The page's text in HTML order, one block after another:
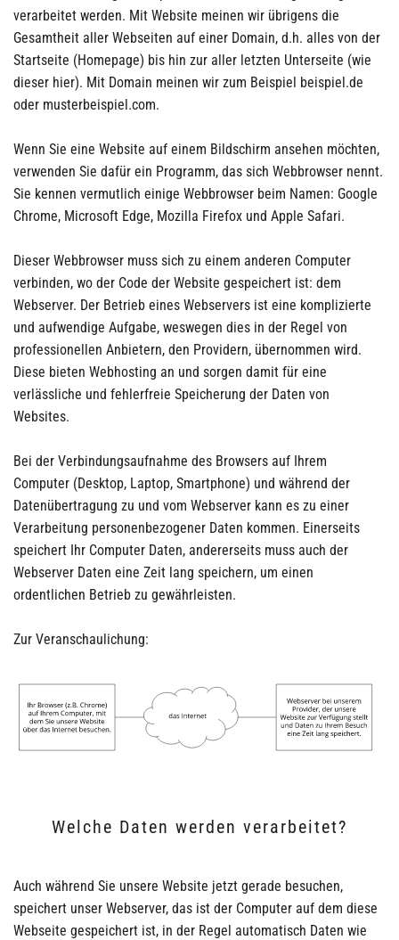
verarbeitet werden. Mit Website meinen wir übrigens die
Gesamtheit aller Webseiten auf einer Domain, d.h. alles von der
Startseite (Homepage) bis hin zur aller letzten Unterseite (wie
dieser hier). Mit Domain meinen wir zum Beispiel beispiel.de
oder musterbeispiel.com.
Wenn Sie eine Website auf einem Bildschirm ansehen möchten,
verwenden Sie dafür ein Programm, das sich Webbrowser nennt.
Sie kennen vermutlich einige Webbrowser beim Namen: Google
Chrome, Microsoft Edge, Mozilla Firefox und Apple Safari.
Dieser Webbrowser muss sich zu einem anderen Computer
verbinden, wo der Code der Website gespeichert ist: dem
Webserver. Der Betrieb eines Webservers ist eine komplizierte
und aufwendige Aufgabe, weswegen dies in der Regel von
professionellen Anbietern, den Providern, übernommen wird.
Diese bieten Webhosting an und sorgen damit für eine
verlässliche und fehlerfreie Speicherung der Daten von
Websites.
Bei der Verbindungsaufnahme des Browsers auf Ihrem
Computer (Desktop, Laptop, Smartphone) und während der
Datenübertragung zu und vom Webserver kann es zu einer
Verarbeitung personenbezogener Daten kommen. Einerseits
speichert Ihr Computer Daten, andererseits muss auch der
Webserver Daten eine Zeit lang speichern, um einen
ordentlichen Betrieb zu gewährleisten.
Zur Veranschaulichung:
Welche Daten werden verarbeitet?
Auch während Sie unsere Website jetzt gerade besuchen,
speichert unser Webserver, das ist der Computer auf dem diese
Webseite gespeichert ist, in der Regel automatisch Daten wie